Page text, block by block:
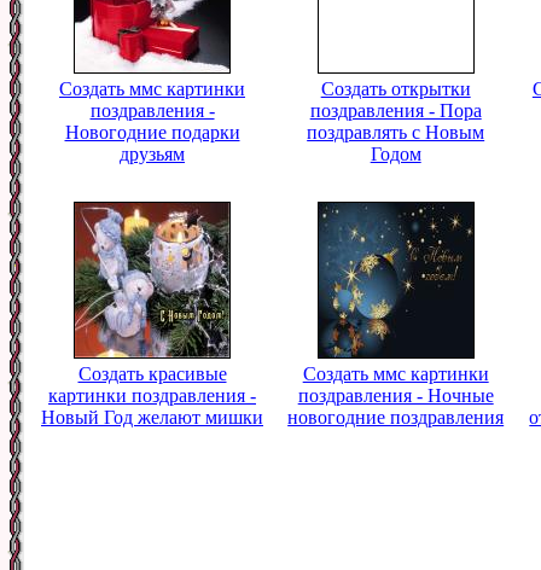
Создать ммс картинки
поздравления -
Новогодние подарки
друзьям
Создать открытки
поздравления - Пора
поздравлять с Новым
Годом
Создать красивые
картинки поздравления -
Новый Год желают мишки
Создать ммс картинки
поздравления - Ночные
новогодние поздравления